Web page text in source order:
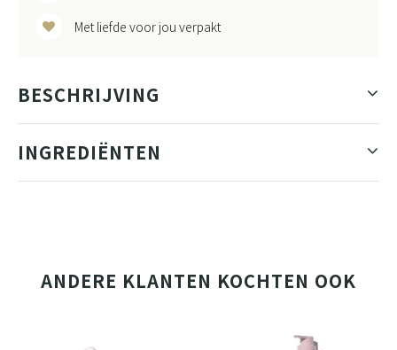
Met liefde voor jou verpakt
BESCHRIJVING
INGREDIËNTEN
ANDERE KLANTEN KOCHTEN OOK